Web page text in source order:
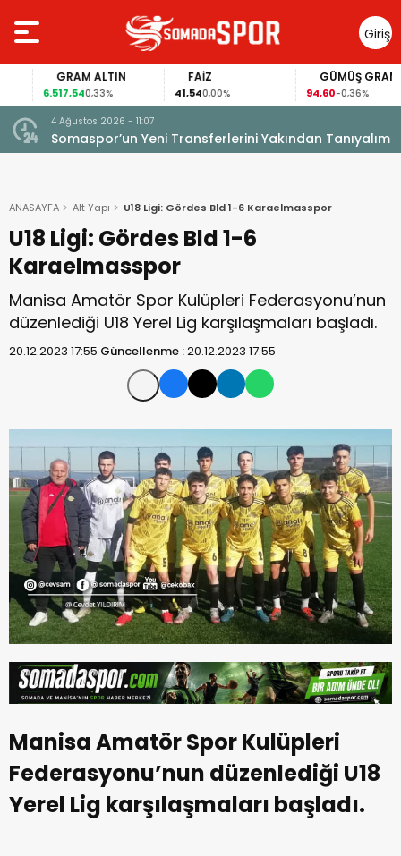
Giriş
Yap
GRAM ALTIN
6.517,540,33%
FAİZ
41,540,00%
GÜMÜŞ GRAM
94,60-0,36%
4 Ağustos 2026 - 11:07
Somaspor’un Yeni Transferlerini Yakından Tanıyalım
ANASAYFA Alt Yapı U18 Ligi: Gördes Bld 1-6 Karaelmasspor
U18 Ligi: Gördes Bld 1-6
Karaelmasspor
Manisa Amatör Spor Kulüpleri Federasyonu’nun
düzenlediği U18 Yerel Lig karşılaşmaları başladı.
20.12.2023 17:55 Güncellenme :20.12.2023 17:55
Manisa Amatör Spor Kulüpleri
Federasyonu’nun düzenlediği U18
Yerel Lig karşılaşmaları başladı.